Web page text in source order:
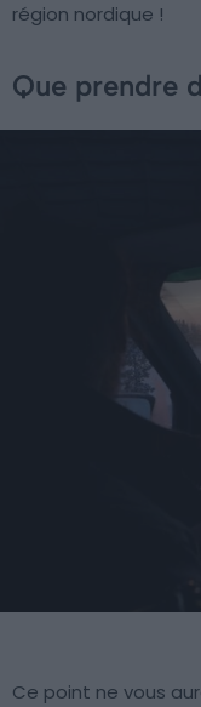
région nordique !
Que prendre
Ce point ne vous